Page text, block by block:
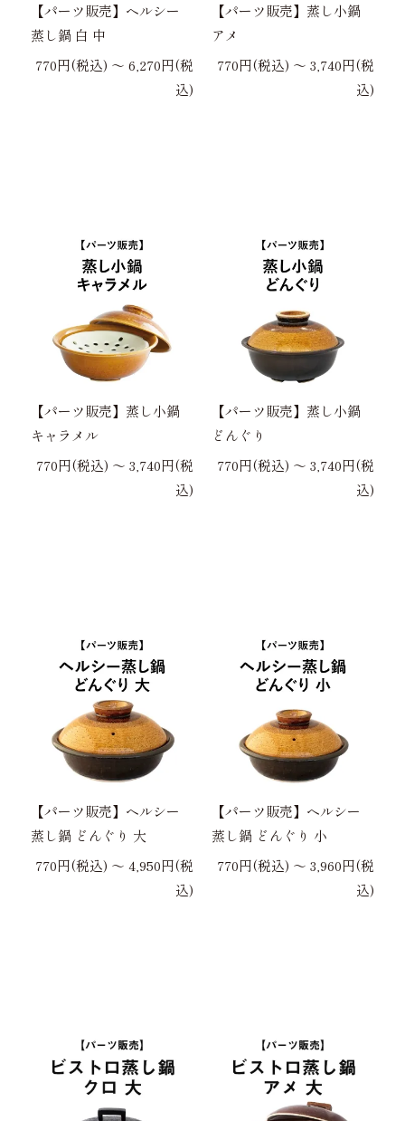
【パーツ販売】ヘルシー
蒸し鍋 白 中
770円(税込) 〜 6,270円(税
込)
【パーツ販売】蒸し小鍋
アメ
770円(税込) 〜 3,740円(税
込)
【パーツ販売】蒸し小鍋
キャラメル
770円(税込) 〜 3,740円(税
込)
【パーツ販売】蒸し小鍋
どんぐり
770円(税込) 〜 3,740円(税
込)
【パーツ販売】ヘルシー
蒸し鍋 どんぐり 大
770円(税込) 〜 4,950円(税
込)
【パーツ販売】ヘルシー
蒸し鍋 どんぐり 小
770円(税込) 〜 3,960円(税
込)